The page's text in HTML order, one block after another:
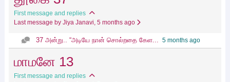
First message and replies
Last message by Jiya Janavi, 5 months ago
37 அன்று.. “அடியே நான் சொல்றதை கேள... 5 months ago
மாமனே 13
First message and replies